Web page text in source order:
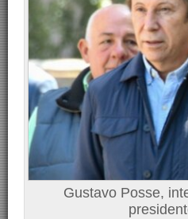
Gustavo Posse,